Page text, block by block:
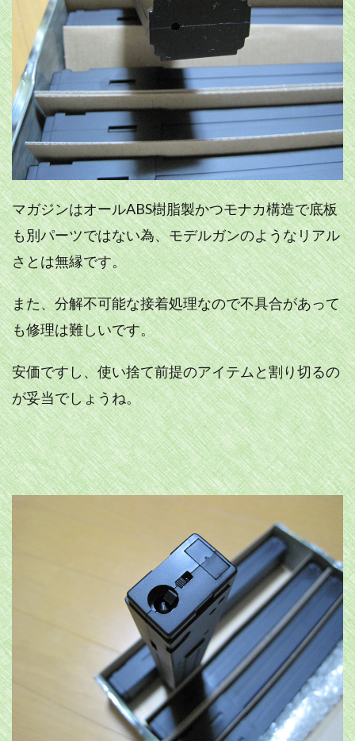
マガジンはオールABS樹脂製かつモナカ構造で底板
も別パーツではない為、モデルガンのようなリアル
さとは無縁です。
また、分解不可能な接着処理なので不具合があって
も修理は難しいです。
安価ですし、使い捨て前提のアイテムと割り切るの
が妥当でしょうね。